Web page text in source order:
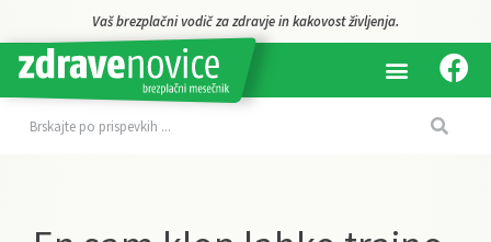
Vaš brezplačni vodič za zdravje in kakovost življenja.